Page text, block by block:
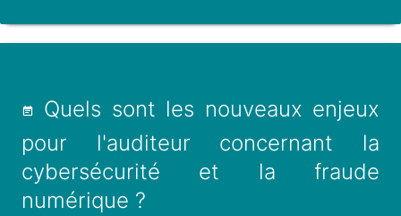
Quels sont les nouveaux enjeux
pour l'auditeur concernant la
cybersécurité et la fraude
numérique ?